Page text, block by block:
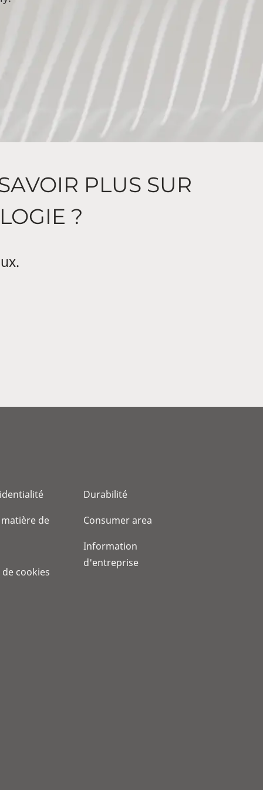
PLUS SUR
?
de
cookies
Durabilité
Consumer area
Information
d'entreprise